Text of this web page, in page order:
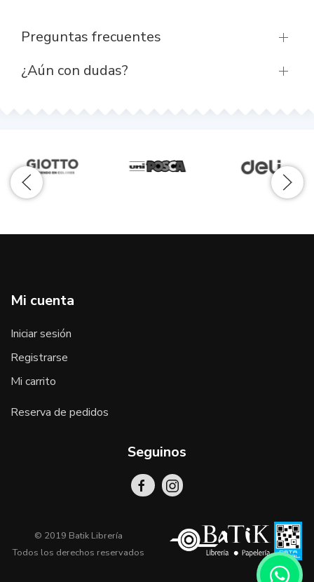
Preguntas frecuentes
¿Aún con dudas?
Mi cuenta
Iniciar sesión
Registrarse
Mi carrito
Reserva de pedidos
Seguinos
© 2019 Batik Librería
Todos los derechos reservados